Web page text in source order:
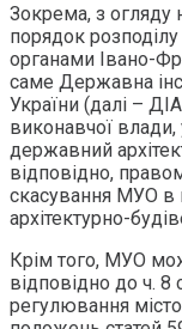
Зокрема, з огляду
порядок
органами Івано-
саме Державна
України (далі –
виконавчої
державний
відповідно,
скасування МУО в
архітектурно-
Крім того, МУО
відповідно до ч. 8
регулювання